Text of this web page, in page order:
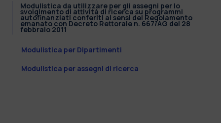
Modulistica da utilizzare per gli assegni per lo
svolgimento di attività di ricerca su programmi
autofinanziati conferiti ai sensi del Regolamento
emanato con Decreto Rettorale n. 667/AG del 28
febbraio 2011
Modulistica per Dipartimenti
Modulistica per assegni di ricerca